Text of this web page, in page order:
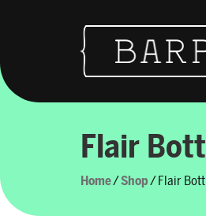
Navigazione
Flair
Home/Shop/ Flair